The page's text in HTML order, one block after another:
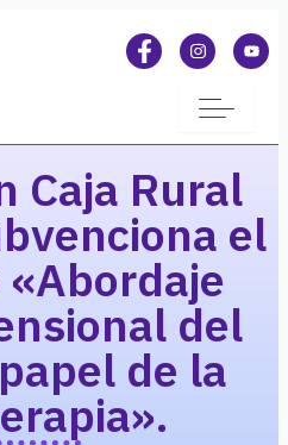
Caja Rural
el
del
de la